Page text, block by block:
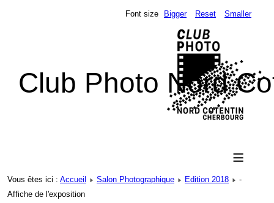
Club Photo Nord
Font size Bigger Reset Smaller
≡
Vous êtes ici : Accueil Salon Photographique Edition 2018
-
Affiche de l'exposition